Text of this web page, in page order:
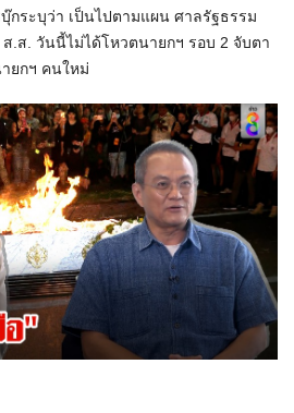
กระบุว่า เป็นไปตามแผน ศาลรัฐธรรม
ส. วันนี้ไม่ได้โหวตนายกฯ รอบ 2 จับตา
ยกฯ คนใหม่